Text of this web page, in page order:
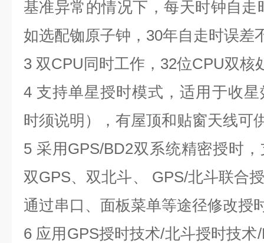
基准异常的情况下，每天时钟自走
如选配铷原子钟， 30年自走时误差
3 双CPU 同时工作， 32位CPU双核
4 支持单星授时模式，适用于收
时须说明），有屋顶和贴窗天线可
5 采用GPS/BD2双系统精密授时
双GPS、双北斗、 GPS/北斗联合
通过串口、面板菜单等途径修改授
6 应用 GPS授时技术/北斗授时技术